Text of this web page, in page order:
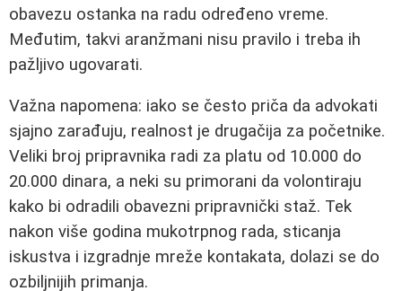
obavezu ostanka na radu određeno vreme.
Međutim, takvi aranžmani nisu pravilo i treba ih
pažljivo ugovarati.
Važna napomena: iako se često priča da advokati
sjajno zarađuju, realnost je drugačija za početnike.
Veliki broj pripravnika radi za platu od 10.000 do
20.000 dinara, a neki su primorani da volontiraju
kako bi odradili obavezni pripravnički staž. Tek
nakon više godina mukotrpnog rada, sticanja
iskustva i izgradnje mreže kontakata, dolazi se do
ozbiljnijih primanja.